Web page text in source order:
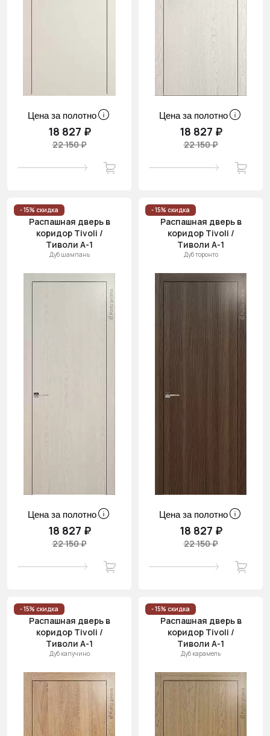
Цена за полотно
18 827 ₽
22 150 ₽
Цена за полотно
18 827 ₽
22 150 ₽
- 15% скидка
Распашная дверь в
коридор Tivoli /
Тиволи А-1
Дуб шампань
Цена за полотно
18 827 ₽
22 150 ₽
- 15% скидка
Распашная дверь в
коридор Tivoli /
Тиволи А-1
Дуб торонто
Цена за полотно
18 827 ₽
22 150 ₽
- 15% скидка
Распашная дверь в
коридор Tivoli /
Тиволи А-1
Дуб капучино
- 15% скидка
Распашная дверь в
коридор Tivoli /
Тиволи А-1
Дуб карамель